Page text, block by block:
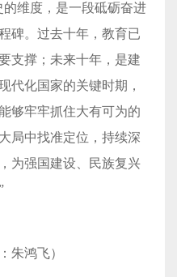
维度，是一段砥砺奋进
碑。过去十年，教育已
支撑；未来十年，是建
代化国家的关键时期，
够牢牢抓住大有可为的
局中找准定位，持续深
为强国建设、民族复兴
朱鸿飞）